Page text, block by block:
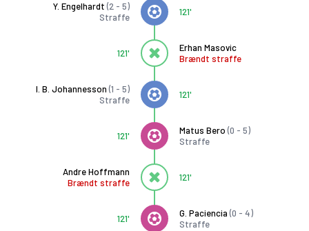
Y. Engelhardt (2 - 5)
Straffe
121'
Erhan Masovic
Brændt straffe
121'
I. B. Johannesson (1 - 5)
Straffe
121'
Matus Bero (0 - 5)
Straffe
121'
Andre Hoffmann
Brændt straffe
121'
G. Paciencia (0 - 4)
Straffe
121'